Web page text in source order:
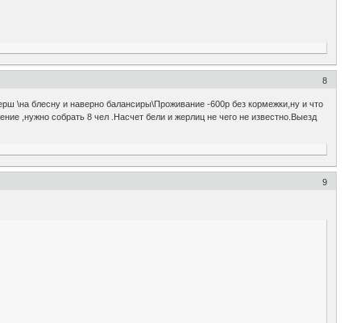
8
\на блесну и наверно балансиры\Проживание -600р без кормежки,ну и что
,нужно собрать 8 чел .Насчет бели и жерлиц не чего не известно.Выезд
9